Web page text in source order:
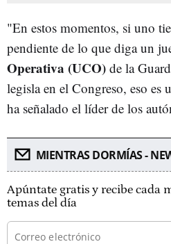
"En estos momentos, si uno
pendiente de lo que diga un
Operativa (UCO) de la
legisla en el Congreso, eso es
ha señalado el líder de los
MIENTRAS DORMÍAS -
Apúntate gratis y recibe cada
temas del día